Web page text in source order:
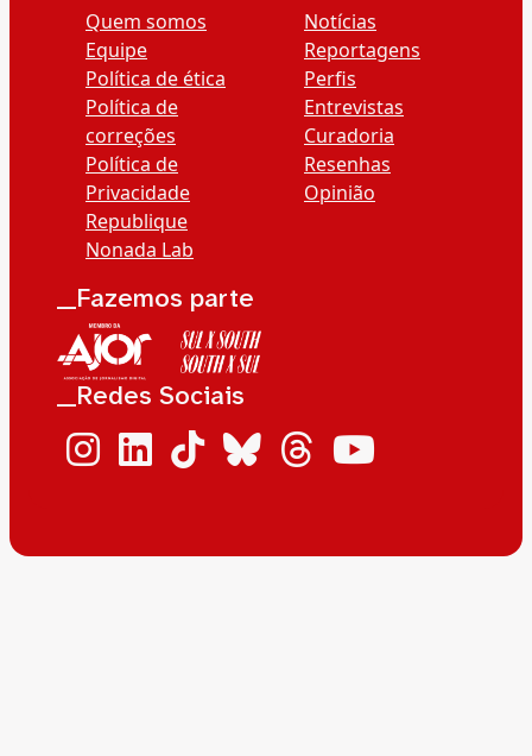
Quem somos
Equipe
Política de ética
Política de
correções
Política de
Privacidade
Republique
Nonada Lab
Notícias
Reportagens
Perfis
Entrevistas
Curadoria
Resenhas
Opinião
__Fazemos parte
__Redes Sociais